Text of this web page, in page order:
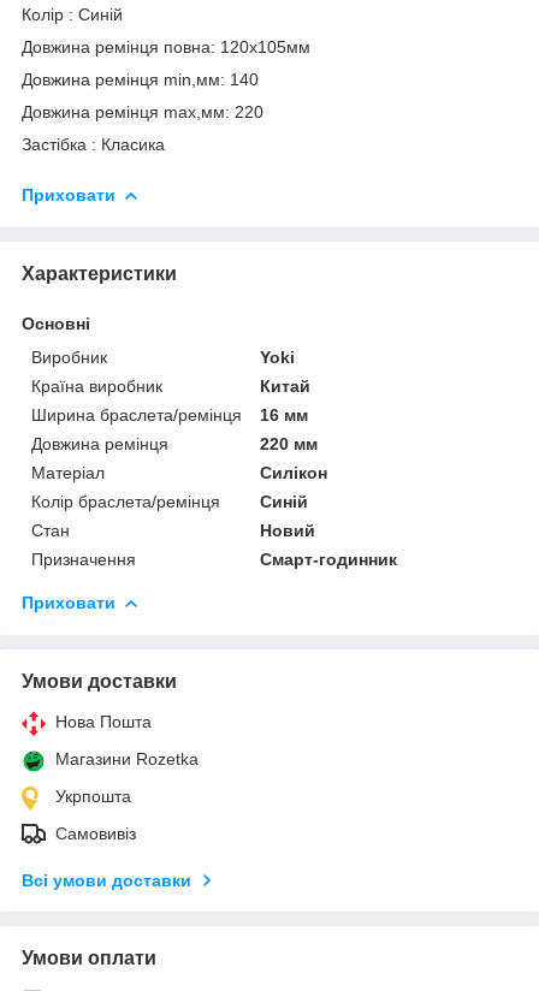
Колір : Синій
Довжина ремінця повна: 120х105мм
Довжина ремінця min,мм: 140
Довжина ремінця max,мм: 220
Застібка : Класика
Приховати
Характеристики
Основні
Виробник
Yoki
Країна виробник
Китай
Ширина браслета/ремінця
16 мм
Довжина ремінця
220 мм
Матеріал
Силікон
Колір браслета/ремінця
Синій
Стан
Новий
Призначення
Смарт-годинник
Приховати
Умови доставки
Нова Пошта
Магазини Rozetka
Укрпошта
Самовивіз
Всі умови доставки
Умови оплати